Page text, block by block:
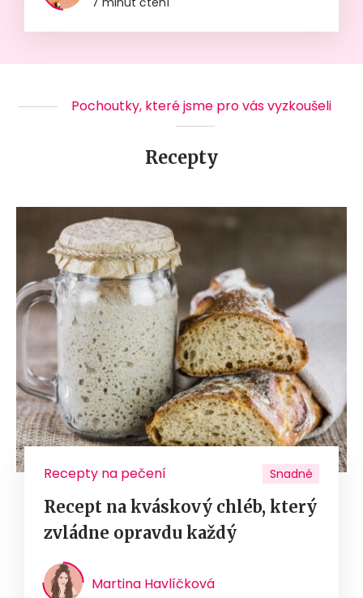
Pochoutky, které jsme pro vás vyzkoušeli
Recepty
Recepty na pečení Snadné
Recept na kváskový chléb, který
zvládne opravdu každý
Martina Havlíčková